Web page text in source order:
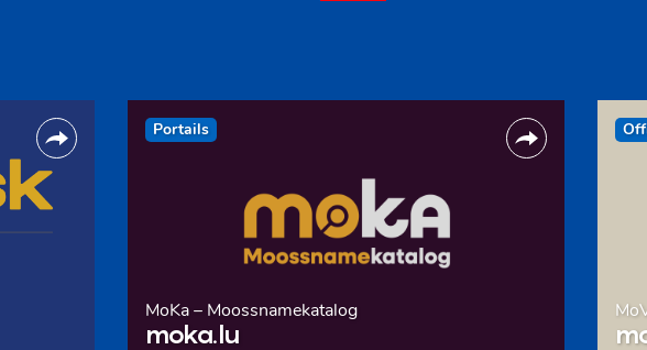
Portails
MoKa – Moossnamekatalog
moka.lu